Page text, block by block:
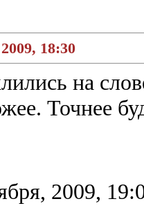
18:30
на
2009,